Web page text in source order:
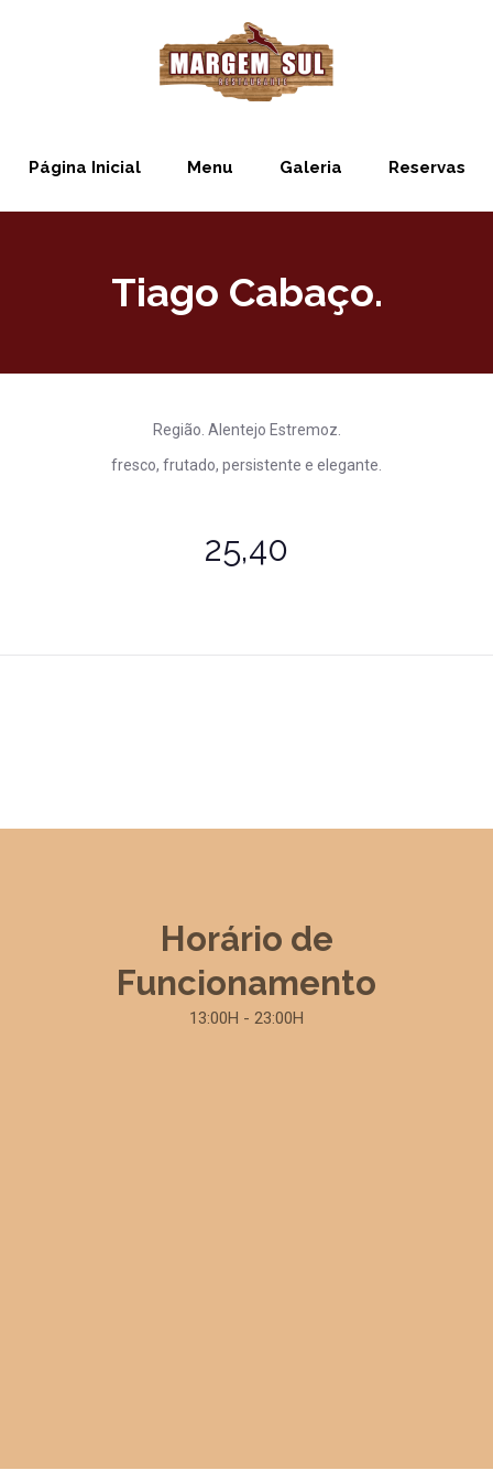
Página Inicial Menu Galeria Reservas
Tiago Cabaço.
Região. Alentejo Estremoz.
fresco, frutado, persistente e elegante.
25,40
Horário de
Funcionamento
13:00H - 23:00H